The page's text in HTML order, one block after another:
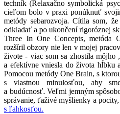
techník (Relaxačno symbolická
cieľom bolo v praxi ponúknuť
metódy sebarozvoja. Cítila som,
odkladať a po ukončení rigoróznej
Three In One Concepts, metóda
rozšíril obzory nie len v mojej
živote - viac som sa zhostila môjho
a efektívne vniesla do života hĺbku
Pomocou metódy One Brain, s
s vlastnou minulosťou, aby
a budúcnosť. Veľmi jemným
správanie, ťaživé myšlienky a pocity,
s ľahkosťou.